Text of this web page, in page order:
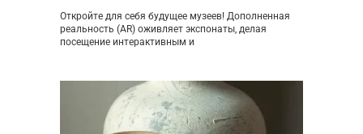
Откройте для себя будущее музеев! Дополненная
реальность (AR) оживляет экспонаты, делая
посещение интерактивным и